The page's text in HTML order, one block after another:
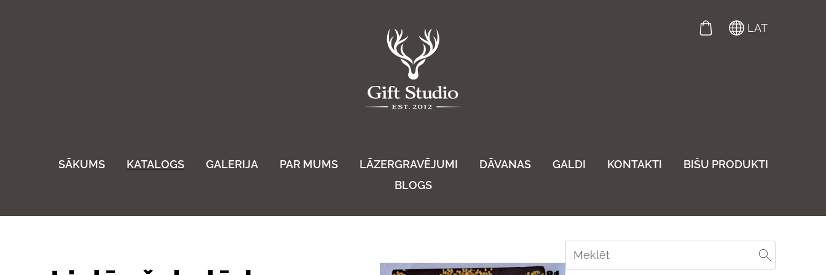
SĀKUMS KATALOGS GALERIJA PAR MUMS LĀZERGRAVĒJUMI DĀVANAS GALDI KONTAKTI
BIŠU PRODUKTI
BLOGS
LAT